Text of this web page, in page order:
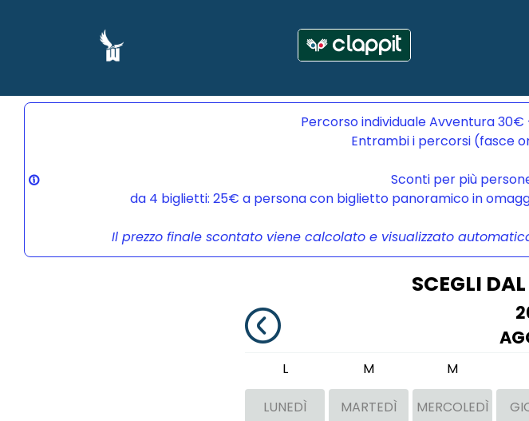
Percorso individuale Avventura
Entrambi i percorsi (fasce
Sconti per più
da 4 biglietti: 25€ a persona con biglietto panoramico in
Il prezzo finale scontato viene calcolato e visualizzato
SCEGLI
L M M
LUNEDÌ MARTEDÌ MERCOLEDÌ